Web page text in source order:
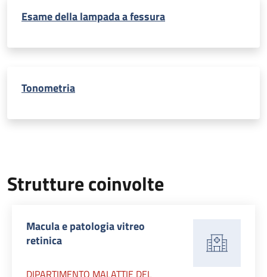
Esame della lampada a fessura
Tonometria
Strutture coinvolte
Macula e patologia vitreo
retinica
DIPARTIMENTO MALATTIE DEL